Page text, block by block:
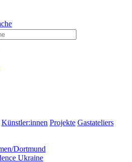
Künstler:innen Projekte Gastateliers
Dortmund
Ukraine